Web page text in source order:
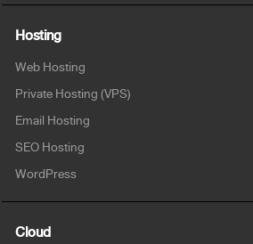
Hosting
Web Hosting
Private Hosting (VPS)
Email Hosting
SEO Hosting
WordPress
Cloud